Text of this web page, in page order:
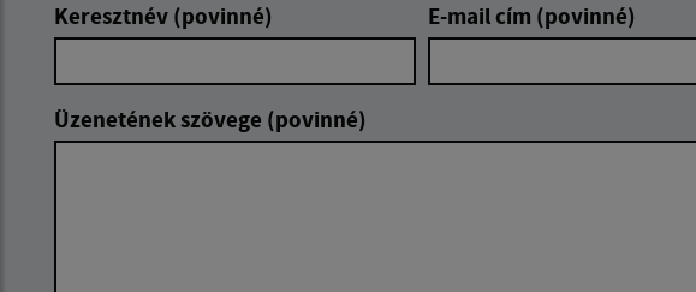
Keresztnév (povinné) E-mail cím (povinné)
Üzenetének szövege (povinné)